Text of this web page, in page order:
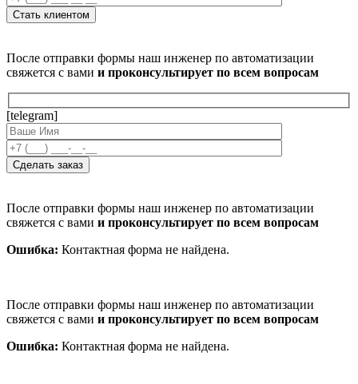
После отправки формы наш инженер по автоматизации
свяжется с вами и проконсультирует по всем вопросам
[telegram]
После отправки формы наш инженер по автоматизации
свяжется с вами и проконсультирует по всем вопросам
Ошибка: Контактная форма не найдена.
После отправки формы наш инженер по автоматизации
свяжется с вами и проконсультирует по всем вопросам
Ошибка: Контактная форма не найдена.